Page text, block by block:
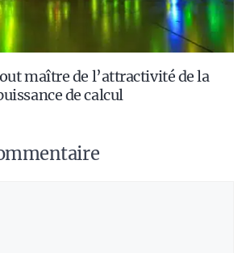
maître de l’attractivité de la
de calcul